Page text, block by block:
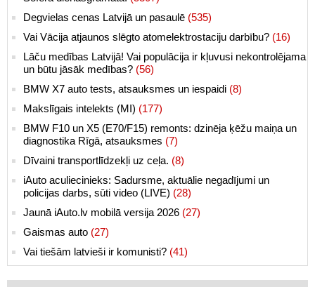
Degvielas cenas Latvijā un pasaulē (535)
Vai Vācija atjaunos slēgto atomelektrostaciju darbību? (16)
Lāču medības Latvijā! Vai populācija ir kļuvusi nekontrolējama
un būtu jāsāk medības? (56)
BMW X7 auto tests, atsauksmes un iespaidi (8)
Makslīgais intelekts (MI) (177)
BMW F10 un X5 (E70/F15) remonts: dzinēja ķēžu maiņa un
diagnostika Rīgā, atsauksmes (7)
Dīvaini transportlīdzekļi uz ceļa. (8)
iAuto aculiecinieks: Sadursme, aktuālie negadījumi un
policijas darbs, sūti video (LIVE) (28)
Jaunā iAuto.lv mobilā versija 2026 (27)
Gaismas auto (27)
Vai tiešām latvieši ir komunisti? (41)